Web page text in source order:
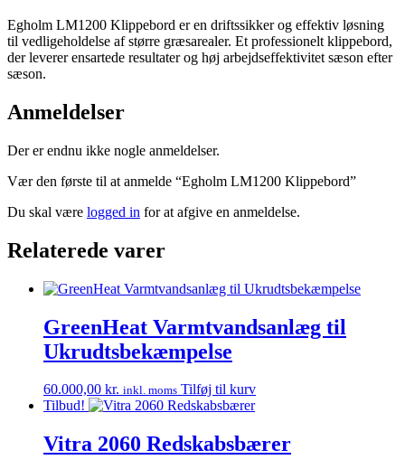
Egholm LM1200 Klippebord er en driftssikker og effektiv løsning
til vedligeholdelse af større græsarealer. Et professionelt klippebord,
der leverer ensartede resultater og høj arbejdseffektivitet sæson efter
sæson.
Anmeldelser
Der er endnu ikke nogle anmeldelser.
Vær den første til at anmelde “Egholm LM1200 Klippebord”
Du skal være logged in for at afgive en anmeldelse.
Relaterede varer
GreenHeat Varmtvandsanlæg til
Ukrudtsbekæmpelse
60.000,00 kr. inkl. moms Tilføj til kurv
Tilbud!
Vitra 2060 Redskabsbærer